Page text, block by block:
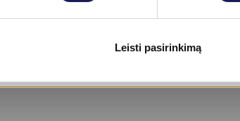
Leisti pasirinkimą